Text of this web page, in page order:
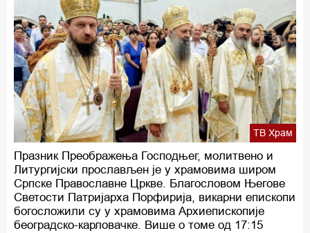
ТВ Храм
Празник Преображења Господњег, молитвено и
Литургијски прослављен је у храмовима широм
Српске Православне Цркве. Благословом Његове
Светости Патријарха Порфирија, викарни епископи
богосложили су у храмовима Архиепископије
београдско-карловачке. Више о томе од 17:15